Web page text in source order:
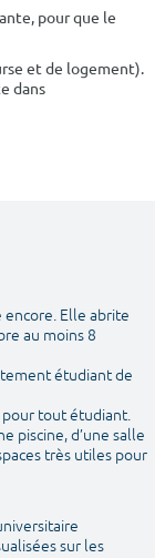
pour que le
et de logement).
dans
encore. Elle abrite
au moins 8
étudiant de
pour tout étudiant.
piscine, d’une salle
très utiles pour
sur les